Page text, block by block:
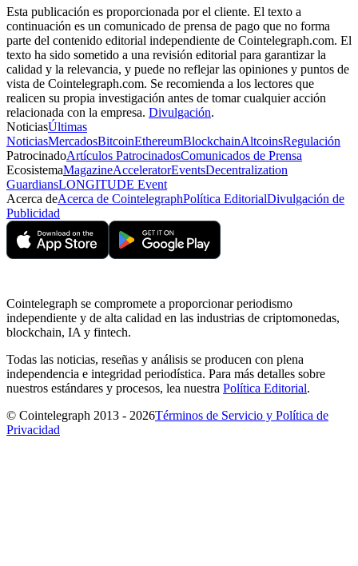
Esta publicación es proporcionada por el cliente. El texto a
continuación es un comunicado de prensa de pago que no forma
parte del contenido editorial independiente de Cointelegraph.com. El
texto ha sido sometido a una revisión editorial para garantizar la
calidad y la relevancia, y puede no reflejar las opiniones y puntos de
vista de Cointelegraph.com. Se recomienda a los lectores que
realicen su propia investigación antes de tomar cualquier acción
relacionada con la empresa. Divulgación.
NoticiasÚltimas
NoticiasMercadosBitcoinEthereumBlockchainAltcoinsRegulación
PatrocinadoArtículos PatrocinadosComunicados de Prensa
EcosistemaMagazineAcceleratorEventsDecentralization
GuardiansLONGITUDE Event
Acerca deAcerca de CointelegraphPolítica EditorialDivulgación de
Publicidad
Cointelegraph se compromete a proporcionar periodismo
independiente y de alta calidad en las industrias de criptomonedas,
blockchain, IA y fintech.
Todas las noticias, reseñas y análisis se producen con plena
independencia e integridad periodística. Para más detalles sobre
nuestros estándares y procesos, lea nuestra Política Editorial.
© Cointelegraph 2013 - 2026Términos de Servicio y Política de
Privacidad